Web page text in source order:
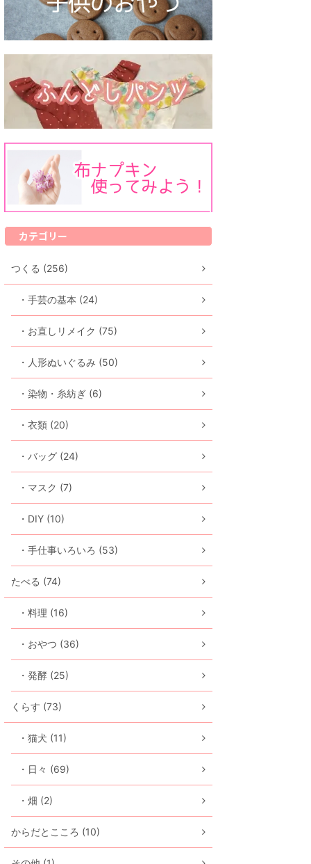
カテゴリー
つくる (256)
・手芸の基本 (24)
・お直しリメイク (75)
・人形ぬいぐるみ (50)
・染物・糸紡ぎ (6)
・衣類 (20)
・バッグ (24)
・マスク (7)
・DIY (10)
・手仕事いろいろ (53)
たべる (74)
・料理 (16)
・おやつ (36)
・発酵 (25)
くらす (73)
・猫犬 (11)
・日々 (69)
・畑 (2)
からだとこころ (10)